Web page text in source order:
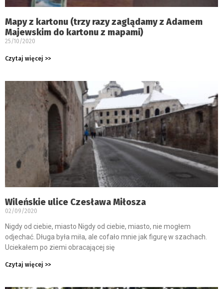
Mapy z kartonu (trzy razy zaglądamy z Adamem
Majewskim do kartonu z mapami)
25/10/2020
Czytaj więcej >>
Wileńskie ulice Czesława Miłosza
02/09/2020
Nigdy od ciebie, miasto Nigdy od ciebie, miasto, nie mogłem
odjechać. Długa była miła, ale cofało mnie jak figurę w szachach.
Uciekałem po ziemi obracającej się
Czytaj więcej >>